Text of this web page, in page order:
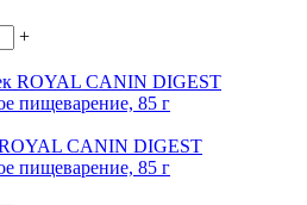
+
CANIN DIGEST
пищеварение, 85 г